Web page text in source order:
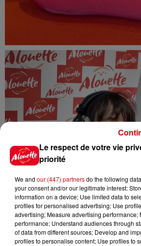
Le respect de votre vie
priorité
We and our (447) partnersdo the following
your consent and/or our legitimate interest:
information on a device; Use limited data to
profiles for personalised advertising; Use
advertising; Measure advertising performance;
performance; Understand audiences through
of data from different sources; Develop and
profiles to personalise content; Use profiles to